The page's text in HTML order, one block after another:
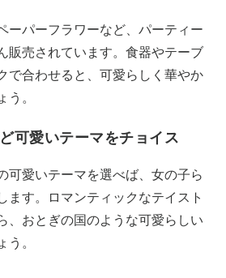
ーパーフラワーなど、パーティー
販売されています。食器やテーブ
で合わせると、可愛らしく華やか
う。
可愛いテーマをチョイス
可愛いテーマを選べば、女の子ら
ます。ロマンティックなテイスト
、おとぎの国のような可愛らしい
う。